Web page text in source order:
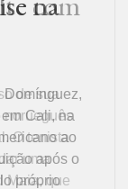
Domínguez,
Cali, na
ao
após o
próprio